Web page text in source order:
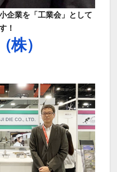
企業を「工業会」として
！
株）